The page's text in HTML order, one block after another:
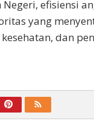
Negeri, efisiensi
yang
dan